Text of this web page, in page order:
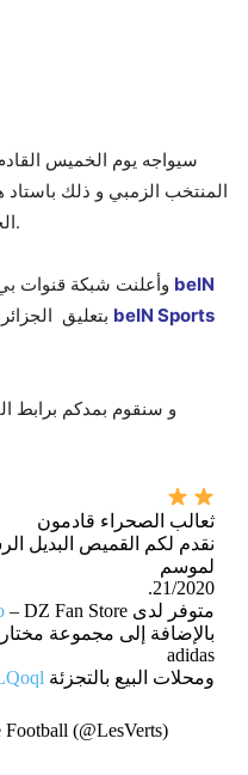
المنتخب الزمبي و ذلك باستاد
الخامسة من تصفيات امم افريقيا 2021.
beIN
beIN Sports
و سنقوم بمدكم برابط
ثعالب الصحراء قادمون
نقدم لكم القميص البديل
لموسم
21/2020.
متوفر لدى – DZ Fan Store،
بالإضافة إلى مجموعة
adidas
ومحلات البيع بالتجزئة
(@LesVerts)